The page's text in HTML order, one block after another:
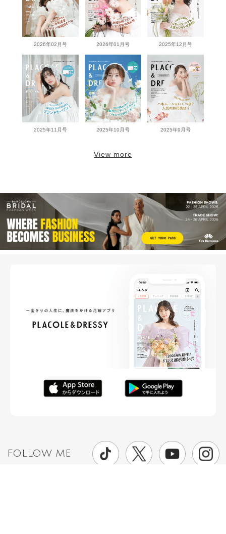
2026年02月号 2026年01月号 2025年12月号
2025年11月号 2025年10月号 2025年9月号
View more
FOLLOW ME